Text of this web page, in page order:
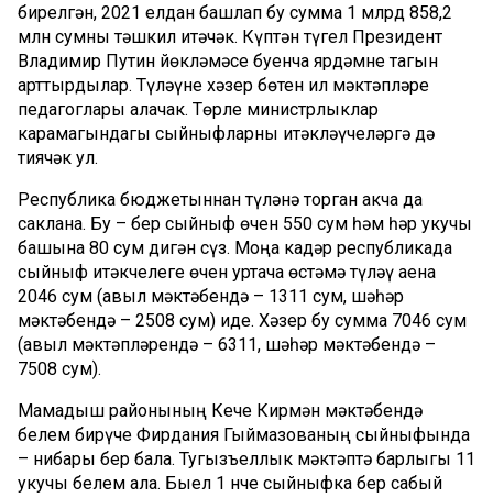
бирелгән, 2021 елдан башлап бу сумма 1 млрд 858,2
млн сумны тәшкил итәчәк. Күптән түгел Президент
Владимир Путин йөкләмәсе буенча ярдәмне тагын
арттырдылар. Түләүне хәзер бөтен ил мәктәпләре
педагоглары алачак. Төрле министрлыклар
карамагындагы сыйныфларны җитәкләүчеләргә дә
тиячәк ул.
Республика бюджетыннан түләнә торган акча да
саклана. Бу – бер сыйныф өчен 550 сум һәм һәр укучы
башына 80 сум дигән сүз. Моңа кадәр республикада
сыйныф җитәкчелеге өчен уртача өстәмә түләү аена
2046 сум (авыл мәктәбендә – 1311 сум, шәһәр
мәктәбендә – 2508 сум) иде. Хәзер бу сумма 7046 сум
(авыл мәктәпләрендә – 6311, шәһәр мәктәбендә –
7508 сум).
Мамадыш районының Кече Кирмән мәктәбендә
белем бирүче Фирдания Гыймазованың сыйныфында
– нибары бер бала. Тугызъеллык мәктәптә барлыгы 11
укучы белем ала. Быел 1 нче сыйныфка бер сабый